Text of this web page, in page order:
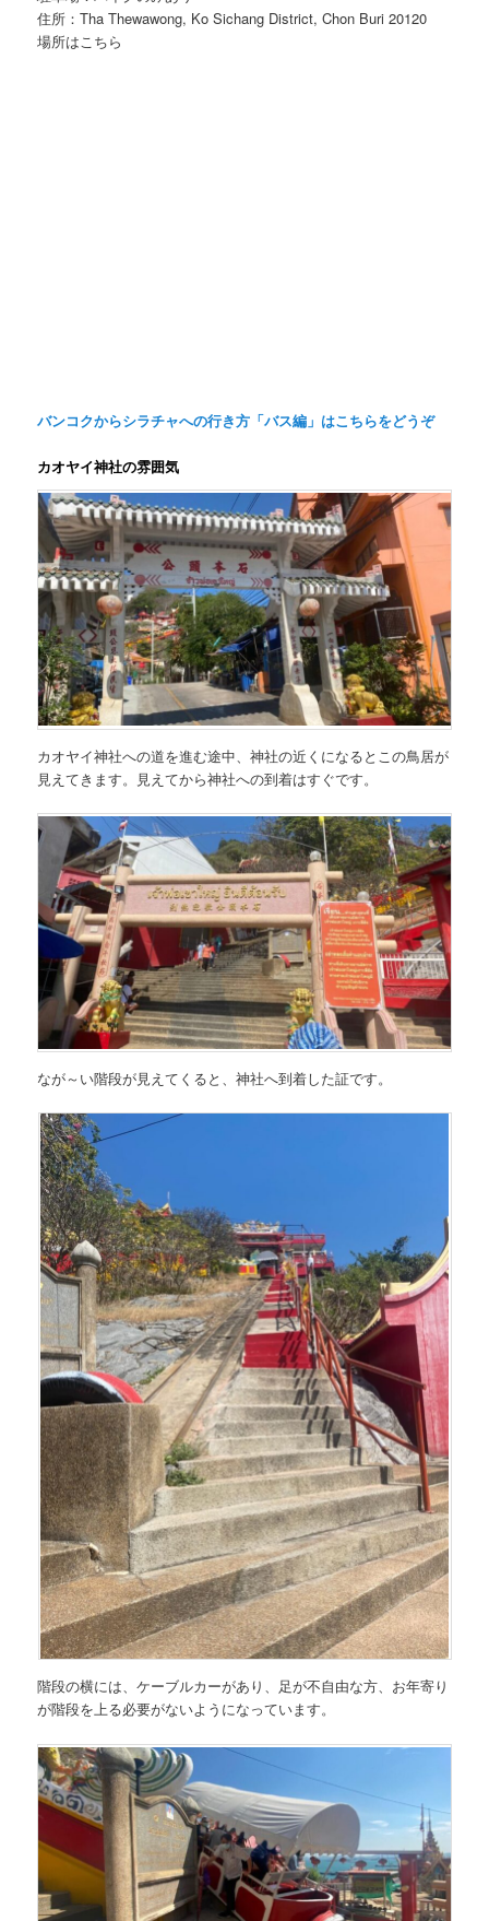
住所：Tha Thewawong, Ko Sichang District, Chon Buri 20120
場所はこちら
バンコクからシラチャへの行き方「バス編」はこちらをどうぞ
カオヤイ神社の雰囲気
カオヤイ神社への道を進む途中、神社の近くになるとこの鳥居が
見えてきます。見えてから神社への到着はすぐです。
なが～い階段が見えてくると、神社へ到着した証です。
階段の横には、ケーブルカーがあり、足が不自由な方、お年寄り
が階段を上る必要がないようになっています。